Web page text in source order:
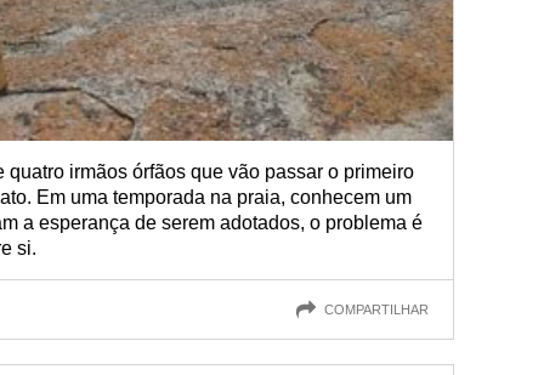
irmãos órfãos que vão passar o primeiro
Em uma temporada na praia, conhecem um
a esperança de serem adotados, o problema é
si.
COMPARTILHAR